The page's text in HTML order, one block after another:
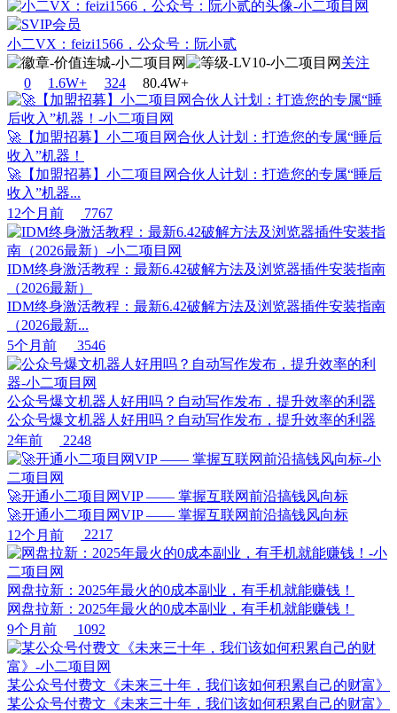
小二VX：feizi1566，公众号：阮小贰
关注
0
1.6W+ 324 80.4W+
🚀【加盟招募】小二项目网合伙人计划：打造您的专属“睡后
收入”机器！
🚀【加盟招募】小二项目网合伙人计划：打造您的专属“睡后
收入”机器...
12个月前
7767
IDM终身激活教程：最新6.42破解方法及浏览器插件安装指南
（2026最新）
IDM终身激活教程：最新6.42破解方法及浏览器插件安装指南
（2026最新...
5个月前
3546
公众号爆文机器人好用吗？自动写作发布，提升效率的利器
公众号爆文机器人好用吗？自动写作发布，提升效率的利器
2年前
2248
🚀开通小二项目网VIP —— 掌握互联网前沿搞钱风向标
🚀开通小二项目网VIP —— 掌握互联网前沿搞钱风向标
12个月前
2217
网盘拉新：2025年最火的0成本副业，有手机就能赚钱！
网盘拉新：2025年最火的0成本副业，有手机就能赚钱！
9个月前
1092
某公众号付费文《未来三十年，我们该如何积累自己的财富》
某公众号付费文《未来三十年，我们该如何积累自己的财富》